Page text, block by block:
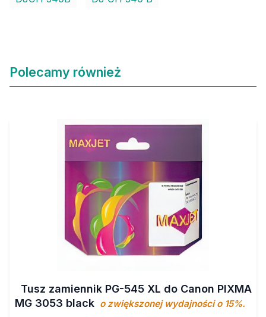
Polecamy również
Tusz zamiennik PG-545 XL do Canon PIXMA
MG 3053 black o zwiększonej wydajności o 15%.